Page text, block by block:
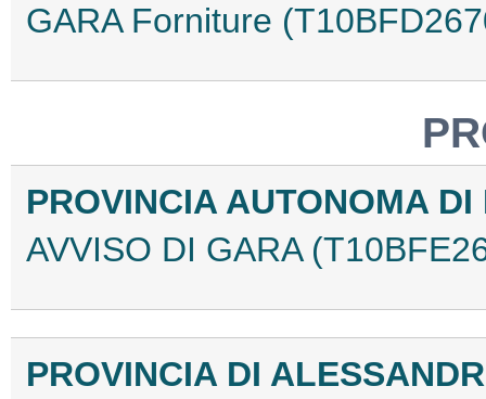
GARA Forniture
PROVINCIA AUTONOMA
AVVISO DI GARA
PROVINCIA DI